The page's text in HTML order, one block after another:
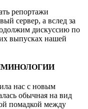
репортажи
сервер, а вслед за
дискуссию по
выпусках нашей
нас с новым
обычная на вид
помадкой между